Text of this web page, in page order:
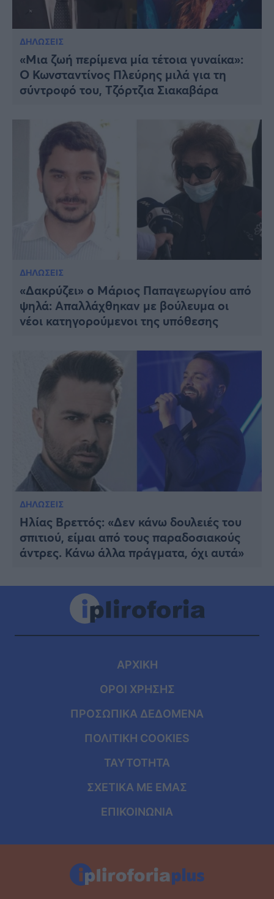
ΔΗΛΩΣΕΙΣ
«Μια ζωή περίμενα μία τέτοια γυναίκα»:
Ο Κωνσταντίνος Πλεύρης μιλά για τη
σύντροφό του, Τζόρτζια Σιακαβάρα
ΔΗΛΩΣΕΙΣ
«Δακρύζει» ο Μάριος Παπαγεωργίου από
ψηλά: Απαλλάχθηκαν με βούλευμα οι
νέοι κατηγορούμενοι της υπόθεσης
ΔΗΛΩΣΕΙΣ
Ηλίας Βρεττός: «Δεν κάνω δουλειές του
σπιτιού, είμαι από τους παραδοσιακούς
άντρες. Κάνω άλλα πράγματα, όχι αυτά»
ΑΡΧΙΚΗ
ΟΡΟΙ ΧΡΗΣΗΣ
ΠΡΟΣΩΠΙΚΑ ΔΕΔΟΜΕΝΑ
ΠΟΛΙΤΙΚΗ COOKIES
ΤΑΥΤΟΤΗΤΑ
ΣΧΕΤΙΚΑ ΜΕ ΕΜΑΣ
ΕΠΙΚΟΙΝΩΝΙΑ